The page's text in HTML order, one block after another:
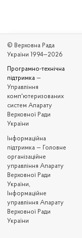
© Верховна Рада
України 1994—2026
Програмно-технічна
підтримка —
Управління
комп'ютеризованих
систем Апарату
Верховної Ради
України
Iнформаційна
підтримка — Головне
організаційне
управління Апарату
Верховної Ради
України,
Інформаційне
управління Апарату
Верховної Ради
України